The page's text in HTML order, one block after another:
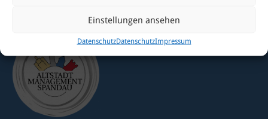
Einstellungen ansehen
DatenschutzDatenschutzImpressum